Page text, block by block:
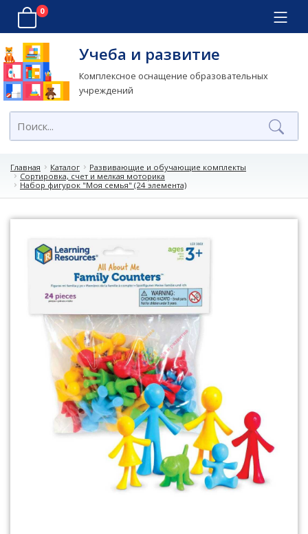
0
Учеба и развитие
Комплексное оснащение образовательных
учреждений
Главная Каталог
Развивающие и обучающие комплекты
Сортировка, счет и мелкая моторика
Набор фигурок "Моя семья" (24 элемента)